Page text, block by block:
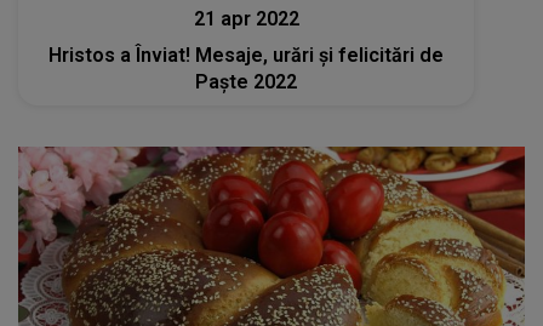
21 apr 2022
Hristos a Înviat! Mesaje, urări şi felicitări de
Paşte 2022